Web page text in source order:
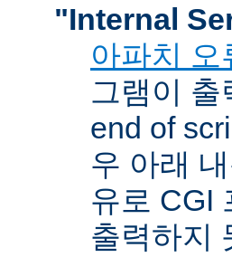
"Internal
아파치 오
그램이 출
end of
우 아래
유로 CGI
출력하지